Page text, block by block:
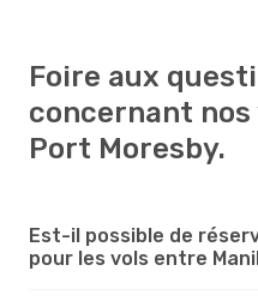
Foire aux
concernant nos
Port Moresby.
Est-il possible de
pour les vols entre